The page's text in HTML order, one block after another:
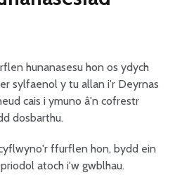
hunanasesu hon os ydych
sylfaenol y tu allan i'r Deyrnas
cais i ymuno â'n cofrestr
dosbarthu.
ffurflen hon, bydd ein
atoch i'w gwblhau.